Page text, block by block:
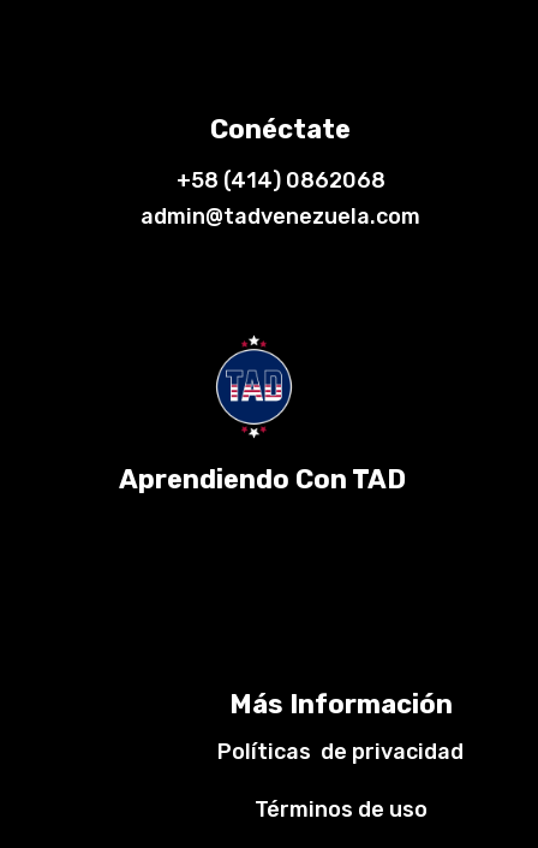
Conéctate
+58 (414) 0862068
admin@tadvenezuela.com
Aprendiendo Con TAD
Más Información
Políticas de privacidad
Términos de uso